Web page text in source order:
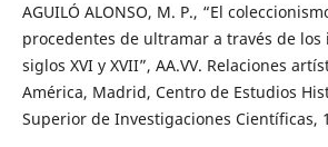
AGUILÓ ALONSO, M. P., “El
procedentes de ultramar a través de los
siglos XVI y XVII”, AA.VV. Relaciones
América, Madrid, Centro de Estudios
Superior de Investigaciones Científicas,